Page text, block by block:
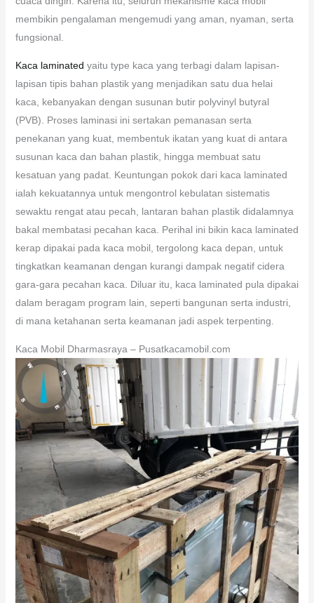
membikin pengalaman mengemudi yang aman, nyaman, serta
fungsional.
Kaca laminated yaitu type kaca yang terbagi dalam lapisan-
lapisan tipis bahan plastik yang menjadikan satu dua helai
kaca, kebanyakan dengan susunan butir polyvinyl butyral
(PVB). Proses laminasi ini sertakan pemanasan serta
penekanan yang kuat, membentuk ikatan yang kuat di antara
susunan kaca dan bahan plastik, hingga membuat satu
kesatuan yang padat. Keuntungan pokok dari kaca laminated
ialah kekuatannya untuk mengontrol kebulatan sistematis
sewaktu rengat atau pecah, lantaran bahan plastik didalamnya
bakal membatasi pecahan kaca. Perihal ini bikin kaca laminated
kerap dipakai pada kaca mobil, tergolong kaca depan, untuk
tingkatkan keamanan dengan kurangi dampak negatif cidera
gara-gara pecahan kaca. Diluar itu, kaca laminated pula dipakai
dalam beragam program lain, seperti bangunan serta industri,
di mana ketahanan serta keamanan jadi aspek terpenting.
Kaca Mobil Dharmasraya – Pusatkacamobil.com